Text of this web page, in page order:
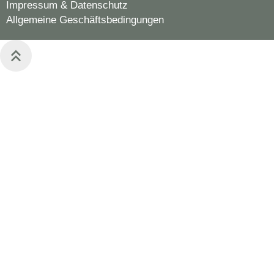
Impressum & Datenschutz
Allgemeine Geschäftsbedingungen
keyboard_double_arrow_up